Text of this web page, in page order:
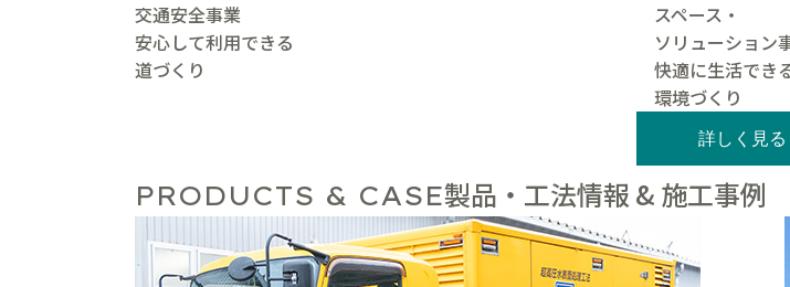
交通安全事業
安心して利用できる
道づくり
スペース・
ソリューション
快適に生活でき
環境づくり
詳しく見る
PRODUCTS & CASE製品・工法情報 & 施工事例